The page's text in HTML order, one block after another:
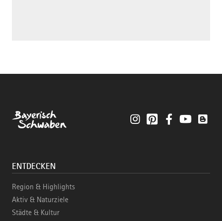
InstagramPinterestFacebookYouTube
ENTDECKEN
Region & Highlights
Aktiv & Naturziele
Städte & Kultur